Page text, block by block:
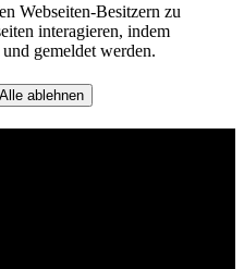
Webseiten-Besitzern zu
interagieren, indem
gemeldet werden.
Alle ablehnen